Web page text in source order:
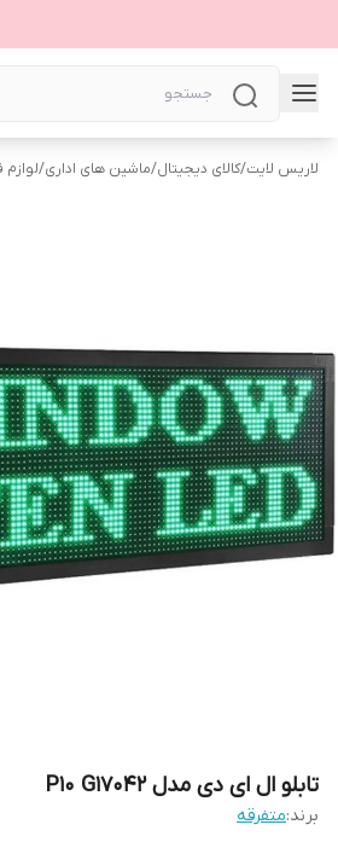
لاریس لایت/کالای دیجیتال/ماشین های اداری/
تابلو ال ای دی مدل P10 G17042
برند:متفرقه